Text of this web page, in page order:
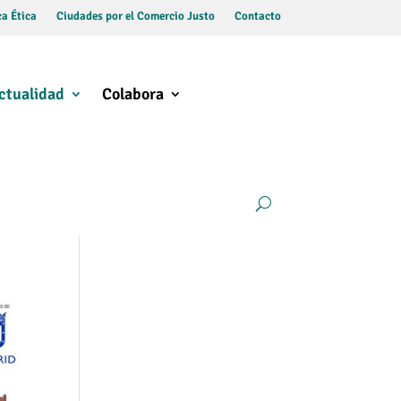
Ética Ciudades por el Comercio Justo Contacto
Colabora